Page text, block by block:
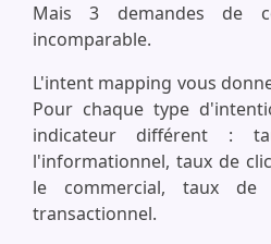
Mais 3 demandes de
incomparable.
L'intent mapping vous
Pour chaque type
indicateur différent :
l'informationnel, taux de
le commercial, taux de
transactionnel.